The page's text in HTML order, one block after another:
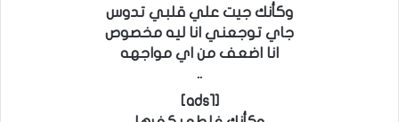
وكأنك جيت علي قلبي تدوس
جاي توجعني انا ليه مخصوص
انا اضعف من اي مواجهه
..
[ads1]